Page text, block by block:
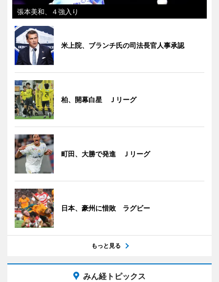
張本美和、４強入り
米上院、ブランチ氏の司法長官人事承認
柏、開幕白星 Ｊリーグ
町田、大勝で発進 Ｊリーグ
日本、豪州に惜敗 ラグビー
もっと見る
みん経トピックス